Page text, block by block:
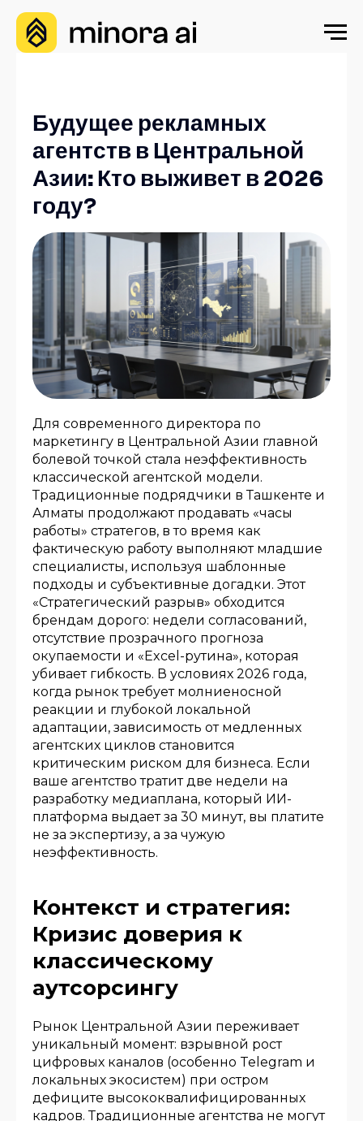
Будущее рекламных
агентств в Центральной
Азии: Кто выживет в 2026
году?
Для современного директора по
маркетингу в Центральной Азии главной
болевой точкой стала неэффективность
классической агентской модели.
Традиционные подрядчики в Ташкенте и
Алматы продолжают продавать «часы
работы» стратегов, в то время как
фактическую работу выполняют младшие
специалисты, используя шаблонные
подходы и субъективные догадки. Этот
«Стратегический разрыв» обходится
брендам дорого: недели согласований,
отсутствие прозрачного прогноза
окупаемости и «Excel-рутина», которая
убивает гибкость. В условиях 2026 года,
когда рынок требует молниеносной
реакции и глубокой локальной
адаптации, зависимость от медленных
агентских циклов становится
критическим риском для бизнеса. Если
ваше агентство тратит две недели на
разработку медиаплана, который ИИ-
платформа выдает за 30 минут, вы платите
не за экспертизу, а за чужую
неэффективность.
Контекст и стратегия:
Кризис доверия к
классическому
аутсорсингу
Рынок Центральной Азии переживает
уникальный момент: взрывной рост
цифровых каналов (особенно Telegram и
локальных экосистем) при остром
дефиците высококвалифицированных
кадров. Традиционные агентства не могут